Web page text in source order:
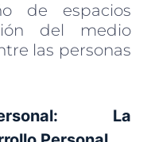
de espacios
del medio
las personas
La